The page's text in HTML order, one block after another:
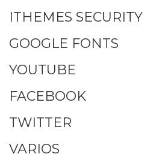
ITHEMES SECURITY
GOOGLE FONTS
YOUTUBE
FACEBOOK
TWITTER
VARIOS